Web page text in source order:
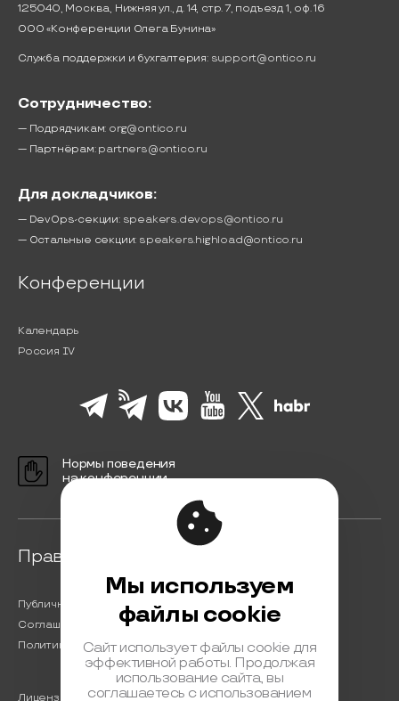
125040, Москва, Нижняя ул., д. 14, стр. 7, подъезд 1, оф. 16
ООО «Конференции Олега Бунина»
Служба поддержки и бухгалтерия: support@ontico.ru
Сотрудничество:
— Подрядчикам: org@ontico.ru
— Партнёрам: partners@ontico.ru
Для докладчиков:
— DevOps-секции: speakers.devops@ontico.ru
— Остальные секции: speakers.highload@ontico.ru
Конференции
Календарь
Россия IV
Нормы поведения
на конференции
Правовая информация
Публичная оферта
Соглашение на обработку персональных данных
Политика обработки персональных данных
Лицензионный договор с Автором
Мы используем
файлы cookie
Сайт использует файлы cookie для
эффективной работы. Продолжая
использование сайта, вы
соглашаетесь с использованием